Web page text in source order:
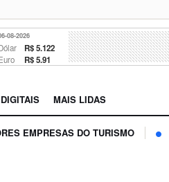
08-2026
R$ 5.122
R$ 5.91
MAIS LIDAS
EMPRESAS DO TURISMO